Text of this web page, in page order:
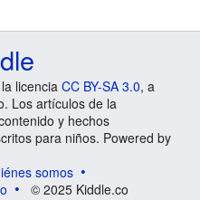
licencia CC BY-SA 3.0, a
Los artículos de la
y hechos
para niños. Powered by
somos
© 2025 Kiddle.co